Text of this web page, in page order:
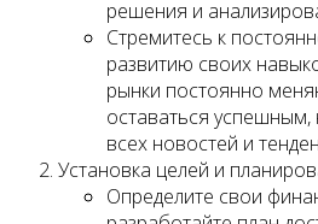
решения и
Стремитесь к
развитию своих
рынки постоянно
оставаться успешным,
всех новостей и
Установка целей и
Определите свои